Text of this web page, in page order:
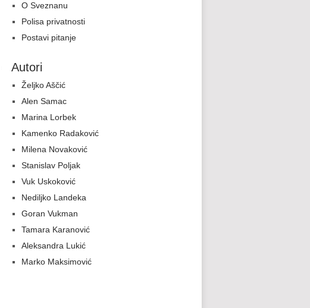
O Sveznanu
Polisa privatnosti
Postavi pitanje
Autori
Željko Aščić
Alen Samac
Marina Lorbek
Kamenko Radaković
Milena Novaković
Stanislav Poljak
Vuk Uskoković
Nediljko Landeka
Goran Vukman
Tamara Karanović
Aleksandra Lukić
Marko Maksimović